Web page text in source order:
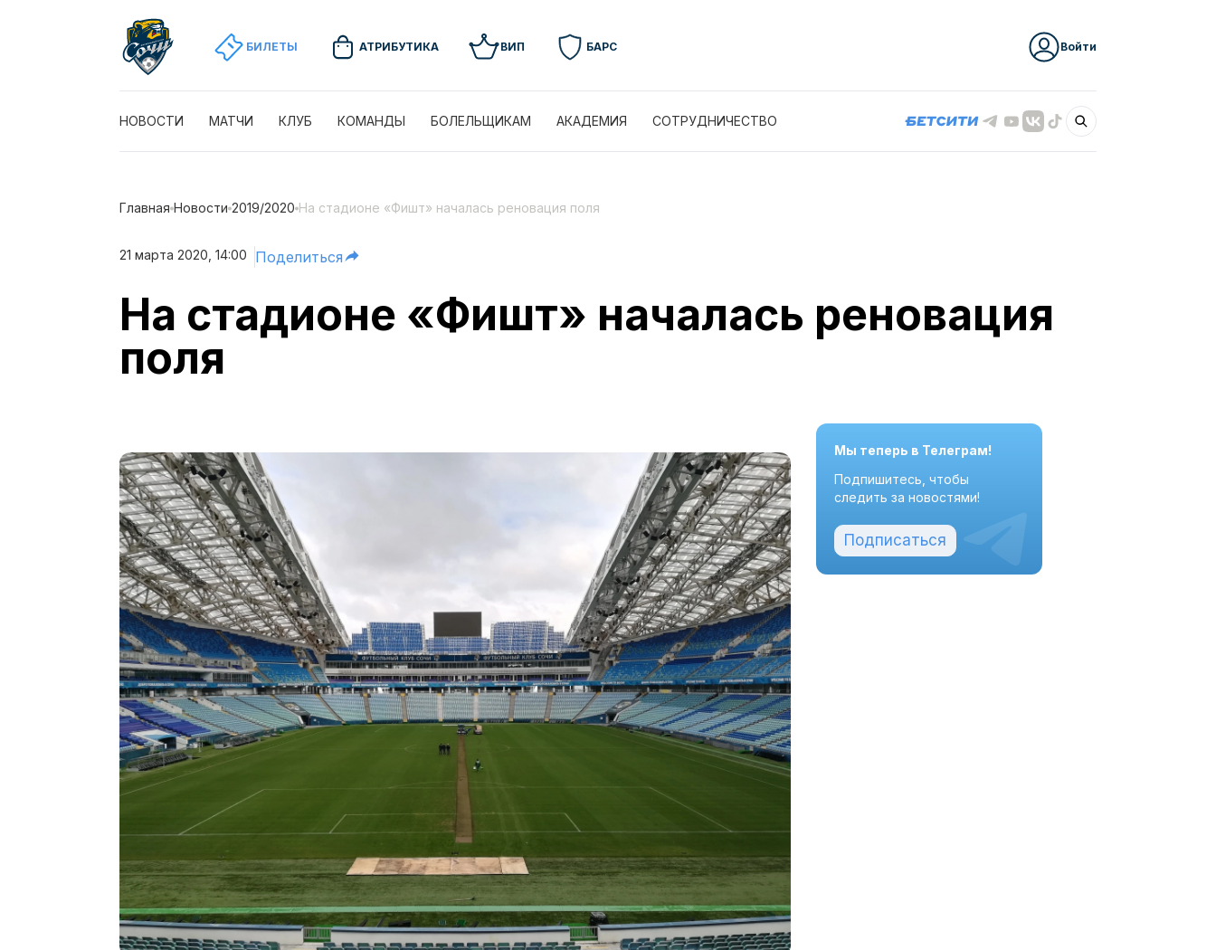
БИЛЕТЫ АТРИБУТИКА ВИП БАРС Войти
НОВОСТИ МАТЧИ КЛУБ КОМАНДЫ БОЛЕЛЬЩИКАМ АКАДЕМИЯ СОТРУДНИЧЕСТВО
Главная Новости 2019/2020 На стадионе «Фишт» началась реновация поля
21 марта 2020, 14:00 Поделиться
На стадионе «Фишт» началась реновация
поля
Мы теперь в Телеграм!
Подпишитесь, чтобы
следить за новостями!
Подписаться